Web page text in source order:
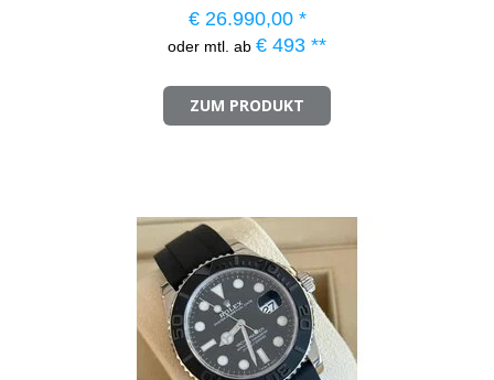
€26.990,00 *
oder mtl. ab € 493 **
ZUM PRODUKT